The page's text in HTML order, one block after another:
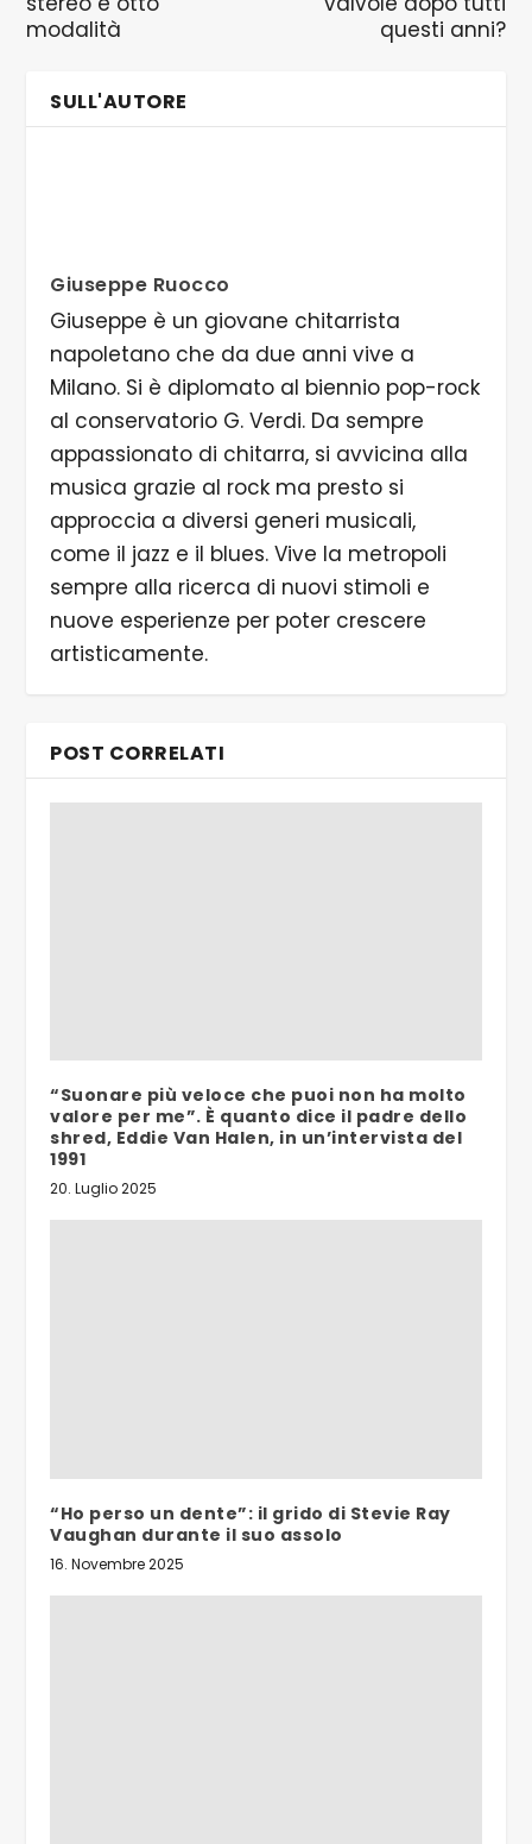
modalità
questi anni?
SULL'AUTORE
Giuseppe Ruocco
Giuseppe è un giovane chitarrista
napoletano che da due anni vive a
Milano. Si è diplomato al biennio pop-rock
al conservatorio G. Verdi. Da sempre
appassionato di chitarra, si avvicina alla
musica grazie al rock ma presto si
approccia a diversi generi musicali,
come il jazz e il blues. Vive la metropoli
sempre alla ricerca di nuovi stimoli e
nuove esperienze per poter crescere
artisticamente.
POST CORRELATI
“Suonare più veloce che puoi non ha molto
valore per me”. È quanto dice il padre dello
shred, Eddie Van Halen, in un’intervista del
1991
20. Luglio 2025
“Ho perso un dente”: il grido di Stevie Ray
Vaughan durante il suo assolo
16. Novembre 2025